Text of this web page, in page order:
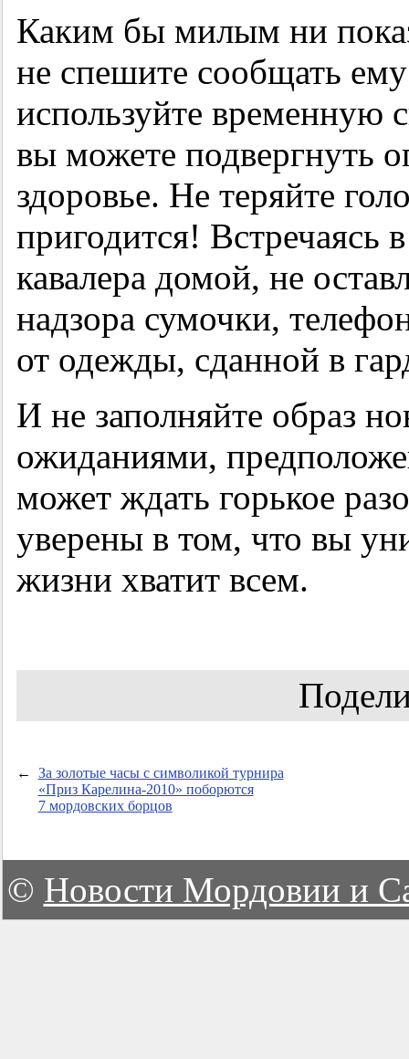
Каким бы милым ни
не спешите сообщать
используйте временную
вы можете подвергнуть
здоровье. Не теряйте
пригодится! Встречаясь
кавалера домой, не
надзора сумочки,
от одежды, сданной в
И не заполняйте образ
ожиданиями,
может ждать горькое
уверены в том, что вы
жизни хватит всем.
←
За золотые часы с символикой турнира
«Приз Карелина-2010» поборются
7 мордовских борцов
© Новости Мордовии и